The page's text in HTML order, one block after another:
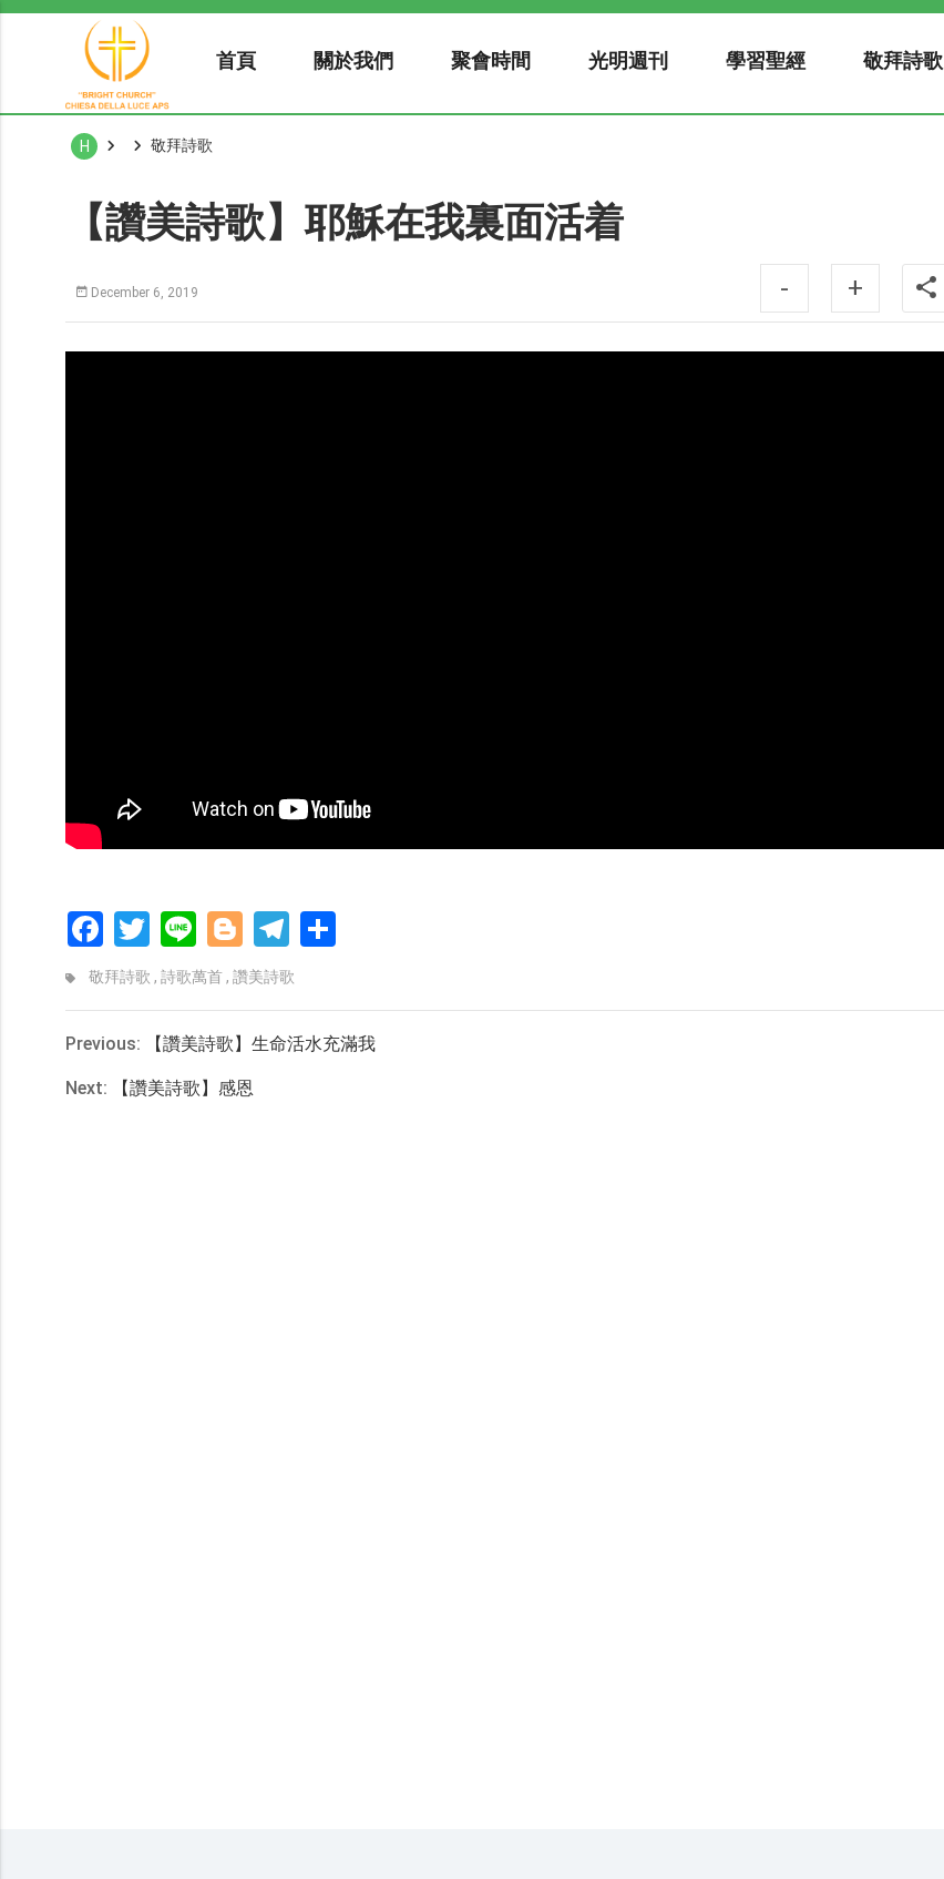
首頁 關於我們 聚會時間 光明週刊 學習聖經 敬拜詩歌
H 敬拜詩歌
【讚美詩歌】耶穌在我裏面活着
December 6, 2019 - +
FacebookTwitterLine BloggerTelegram
敬拜詩歌 , 詩歌萬首, 讚美詩歌
Previous: 【讚美詩歌】生命活水充滿我
Next: 【讚美詩歌】感恩